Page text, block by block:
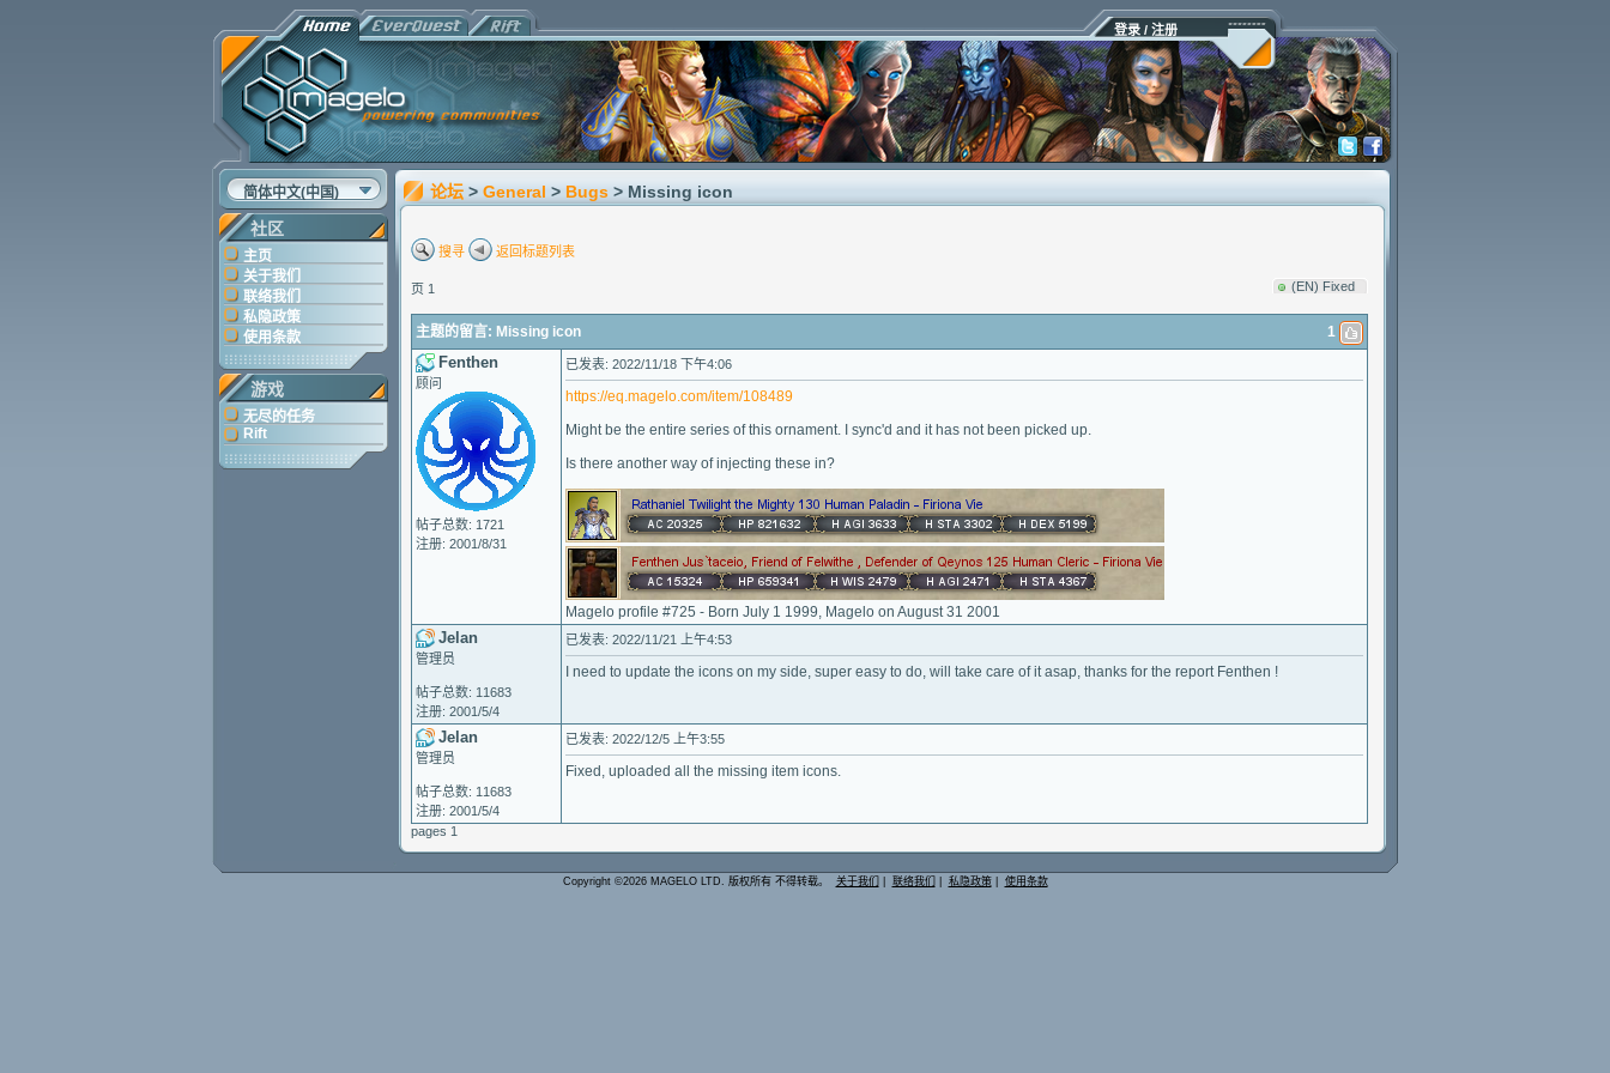
登录 / 注册
简体中文(中国)
社区
主页
关于我们
联络我们
私隐政策
使用条款
游戏
无尽的任务
Rift
论坛 > General > Bugs > Missing icon
搜寻 返回标题列表
页 1 (EN) Fixed
主题的留言: Missing icon 1
Fenthen
顾问
帖子总数: 1721
注册: 2001/8/31
已发表: 2022/11/18 下午4:06
https://eq.magelo.com/item/108489
Might be the entire series of this ornament. I sync'd and it has not been picked up.
Is there another way of injecting these in?
Magelo profile #725 - Born July 1 1999, Magelo on August 31 2001
Jelan
管理员
帖子总数: 11683
注册: 2001/5/4
已发表: 2022/11/21 上午4:53
I need to update the icons on my side, super easy to do, will take care of it asap, thanks for the report Fenthen !
Jelan
管理员
帖子总数: 11683
注册: 2001/5/4
已发表: 2022/12/5 上午3:55
Fixed, uploaded all the missing item icons.
pages 1
Copyright ©2026 MAGELO LTD. 版权所有 不得转载。 关于我们 联络我们 私隐政策| 使用条款